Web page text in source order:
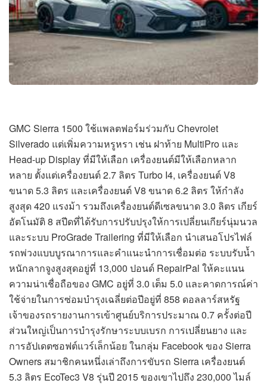
GMC Sierra 1500 ใช้แพลตฟอร์มร่วมกับ Chevrolet
Silverado แต่เพิ่มความหรูหรา เช่น ฝาท้าย MultiPro และ
Head-up Display ที่มีให้เลือก เครื่องยนต์มีให้เลือกหลาก
หลาย ตั้งแต่เครื่องยนต์ 2.7 ลิตร Turbo I4, เครื่องยนต์ V8
ขนาด 5.3 ลิตร และเครื่องยนต์ V8 ขนาด 6.2 ลิตร ให้กำลัง
สูงสุด 420 แรงม้า รวมถึงเครื่องยนต์ดีเซลขนาด 3.0 ลิตร เกียร์
อัตโนมัติ 8 สปีดที่ได้รับการปรับปรุงให้การเปลี่ยนเกียร์นุ่มนวล
และระบบ ProGrade Trailering ที่มีให้เลือก นำเสนอโปรไฟล์
รถพ่วงแบบบูรณาการและคำแนะนำการเชื่อมต่อ ระบบรับน้ำ
หนักลากจูงสูงสุดอยู่ที่ 13,000 ปอนด์ RepairPal ให้คะแนน
ความน่าเชื่อถือของ GMC อยู่ที่ 3.0 เต็ม 5.0 และคาดการณ์ค่า
ใช้จ่ายในการซ่อมบำรุงเฉลี่ยต่อปีอยู่ที่ 858 ดอลลาร์สหรัฐ
เจ้าของรถรายงานการเข้าศูนย์บริการประมาณ 0.7 ครั้งต่อปี
ส่วนใหญ่เป็นการบำรุงรักษาระบบเบรก การเปลี่ยนยาง และ
การอัปเดตซอฟต์แวร์เล็กน้อย ในกลุ่ม Facebook ของ Sierra
Owners สมาชิกคนหนึ่งเล่าถึงการขับรถ Sierra เครื่องยนต์
5.3 ลิตร EcoTec3 V8 รุ่นปี 2015 ของเขาไปถึง 230,000 ไมล์